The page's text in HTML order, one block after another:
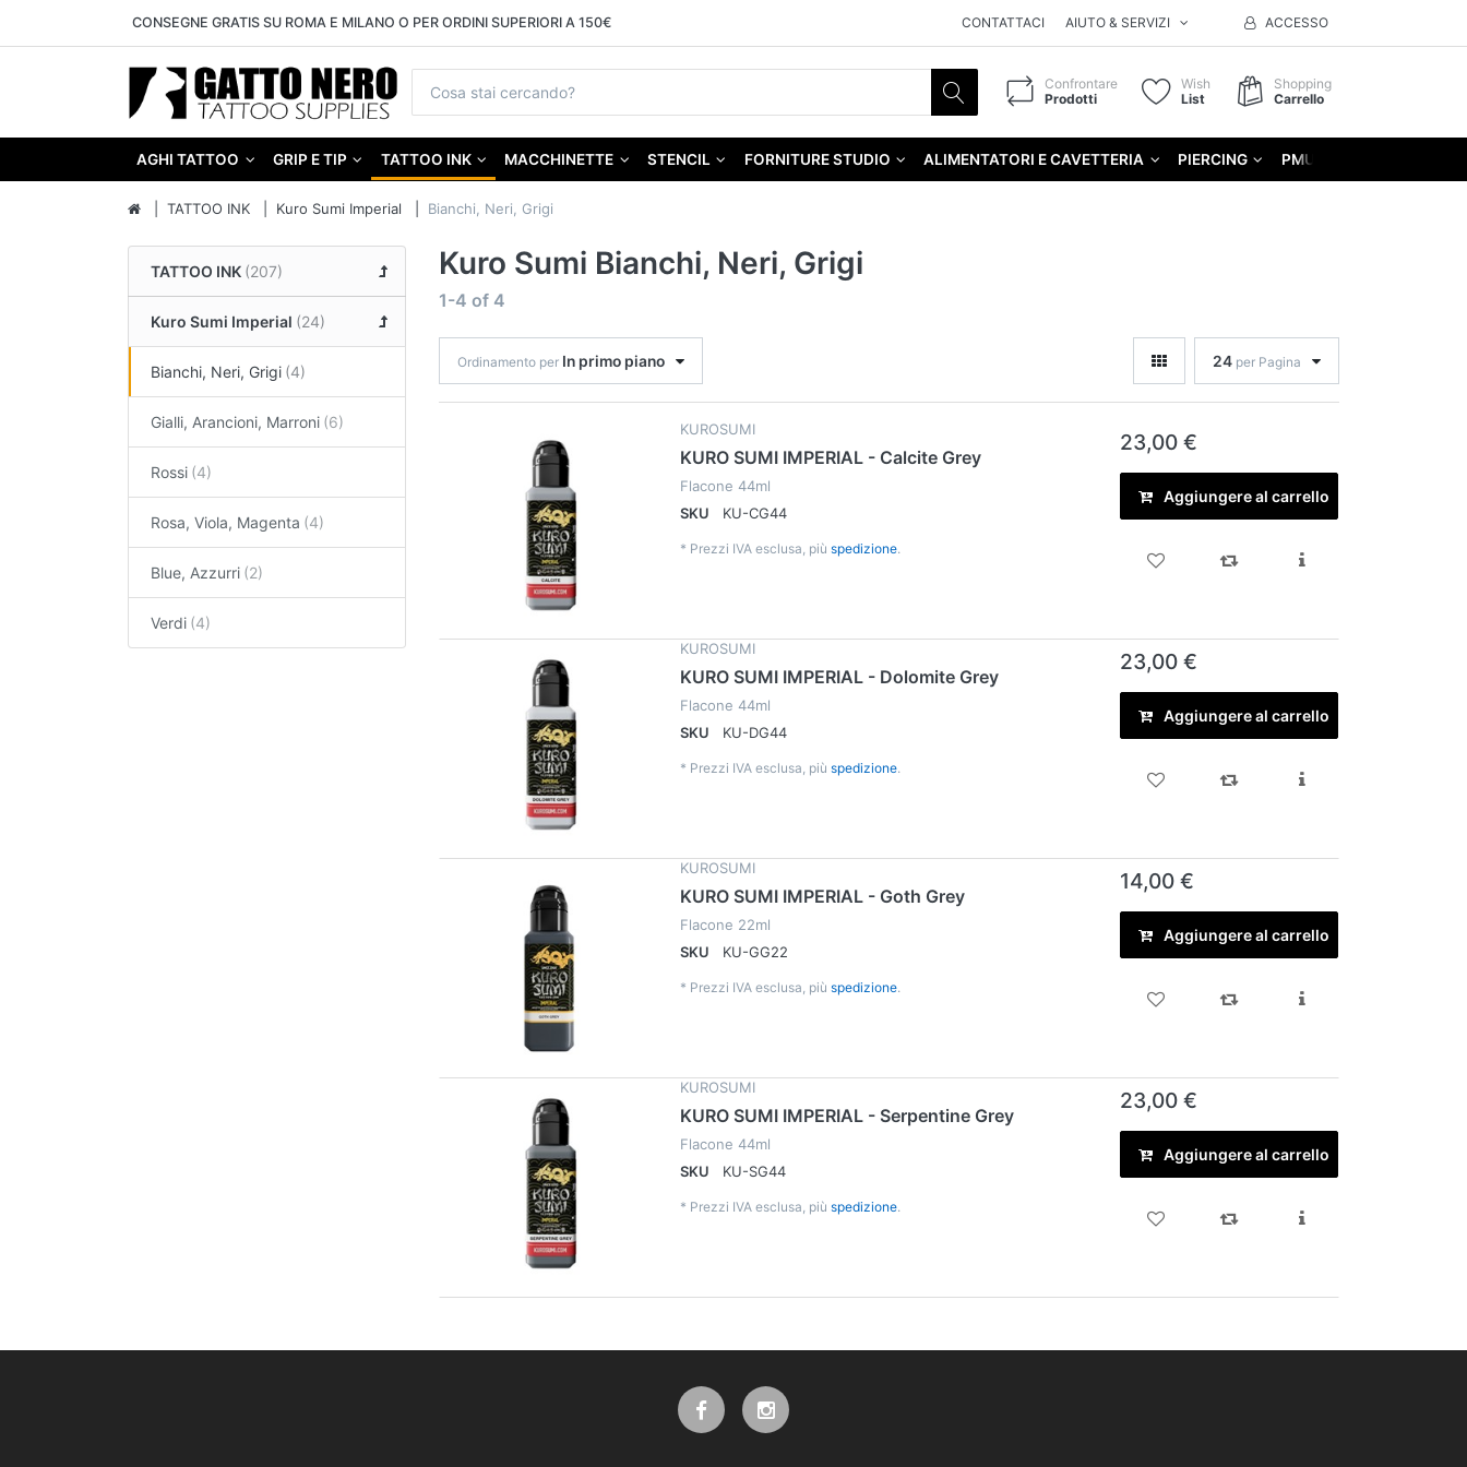
CONSEGNE GRATIS SU ROMA E MILANO O PER ORDINI SUPERIORI A 150€ CONTATTACI AIUTO & SERVIZI ACCESSO
Confrontare
Prodotti
Wish
List
Shopping
Carrello
AGHI TATTOO GRIP E TIP TATTOO INK MACCHINETTE STENCIL FORNITURE STUDIO ALIMENTATORI E CAVETTERIA PIERCING PMU
TATTOO INK Kuro Sumi Imperial Bianchi, Neri, Grigi
TATTOO INK
Kuro Sumi Imperial
Bianchi, Neri, Grigi
Gialli, Arancioni, Marroni
Rossi
Rosa, Viola, Magenta
Blue, Azzurri
Verdi
Kuro Sumi Bianchi, Neri, Grigi
1-4 of 4
Ordinamento per In primo piano 24 per Pagina
KUROSUMI
KURO SUMI IMPERIAL - Calcite Grey
Flacone 44ml
SKU
KU-CG44
* Prezzi IVA esclusa, più spedizione.
23,00 €
Aggiungere al carrello
KUROSUMI
KURO SUMI IMPERIAL - Dolomite Grey
Flacone 44ml
SKU
KU-DG44
* Prezzi IVA esclusa, più spedizione.
23,00 €
Aggiungere al carrello
KUROSUMI
KURO SUMI IMPERIAL - Goth Grey
Flacone 22ml
SKU
KU-GG22
* Prezzi IVA esclusa, più spedizione.
14,00 €
Aggiungere al carrello
KUROSUMI
KURO SUMI IMPERIAL - Serpentine Grey
Flacone 44ml
SKU
KU-SG44
* Prezzi IVA esclusa, più spedizione.
23,00 €
Aggiungere al carrello